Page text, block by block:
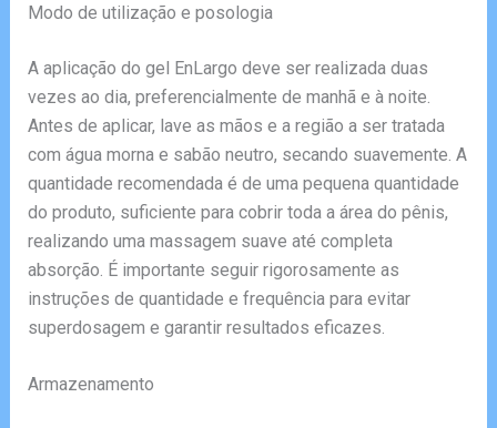
Modo de utilização e posologia
A aplicação do gel EnLargo deve ser realizada duas
vezes ao dia, preferencialmente de manhã e à noite.
Antes de aplicar, lave as mãos e a região a ser tratada
com água morna e sabão neutro, secando suavemente. A
quantidade recomendada é de uma pequena quantidade
do produto, suficiente para cobrir toda a área do pênis,
realizando uma massagem suave até completa
absorção. É importante seguir rigorosamente as
instruções de quantidade e frequência para evitar
superdosagem e garantir resultados eficazes.
Armazenamento